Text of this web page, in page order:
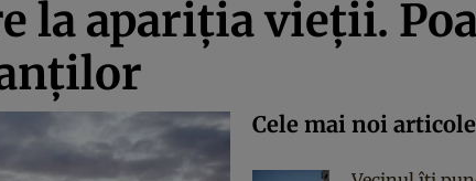
la apariţia vieţii.
Cele mai noi articole